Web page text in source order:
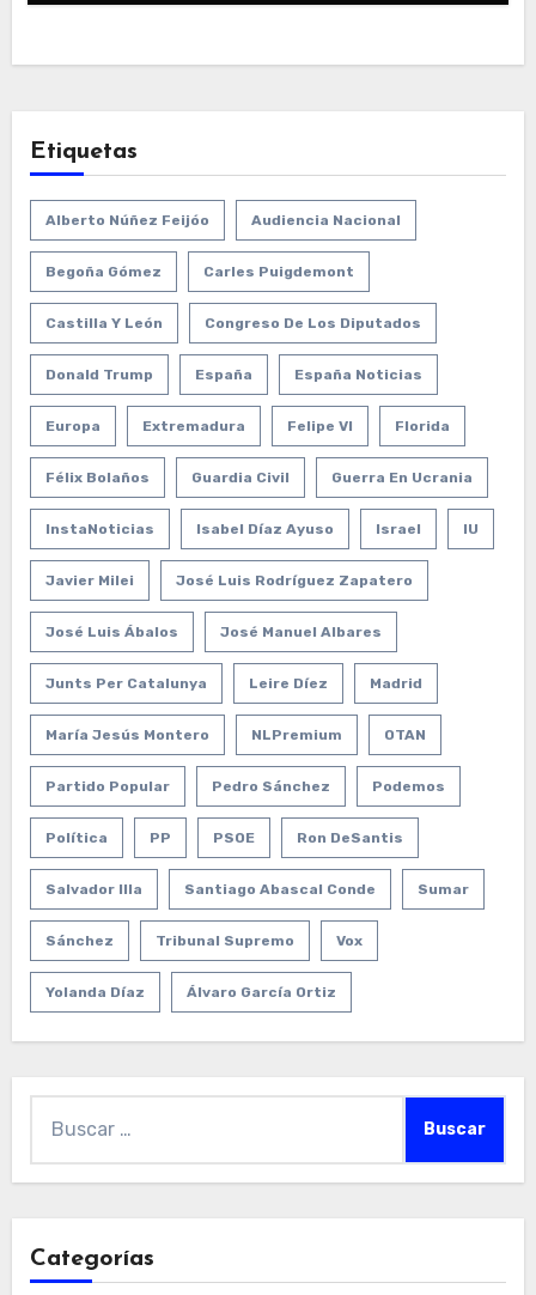
Etiquetas
Alberto Núñez Feijóo Audiencia Nacional
Begoña Gómez Carles Puigdemont
Castilla Y León Congreso De Los Diputados
Donald Trump España España Noticias
Europa Extremadura Felipe VI Florida
Félix Bolaños Guardia Civil Guerra En Ucrania
InstaNoticias Isabel Díaz Ayuso Israel IU
Javier Milei José Luis Rodríguez Zapatero
José Luis Ábalos José Manuel Albares
Junts Per Catalunya Leire Díez Madrid
María Jesús Montero NLPremium OTAN
Partido Popular Pedro Sánchez Podemos
Política PP PSOE Ron DeSantis
Salvador Illa Santiago Abascal Conde Sumar
Sánchez Tribunal Supremo Vox
Yolanda Díaz Álvaro García Ortiz
Categorías